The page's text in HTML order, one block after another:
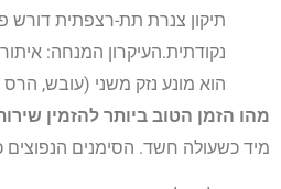
תיקון צנרת תת-רצפתית דורש
נקודתית.העיקרון המנחה:
הוא מונע נזק משני (עובש, הרס
מהו הזמן הטוב ביותר להזמין
מיד כשעולה חשד. הסימנים הנפוצים